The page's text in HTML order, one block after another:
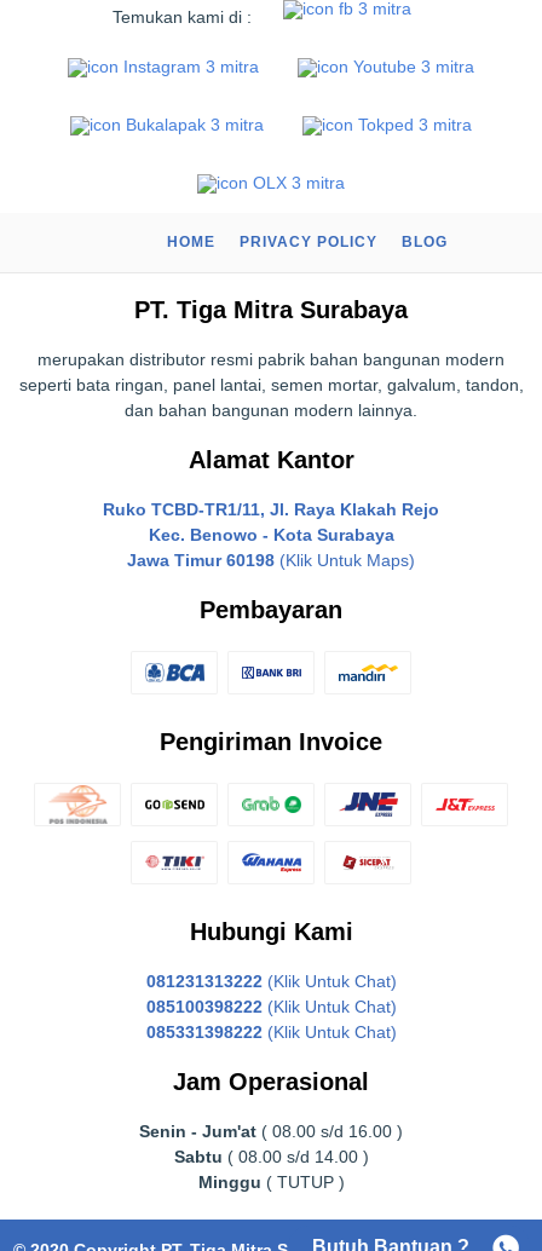
Temukan kami di :
HOME PRIVACY POLICY BLOG
PT. Tiga Mitra Surabaya
merupakan distributor resmi pabrik bahan bangunan modern
seperti bata ringan, panel lantai, semen mortar, galvalum, tandon,
dan bahan bangunan modern lainnya.
Alamat Kantor
Ruko TCBD-TR1/11, Jl. Raya Klakah Rejo
Kec. Benowo - Kota Surabaya
Jawa Timur 60198 (Klik Untuk Maps)
Pembayaran
Pengiriman Invoice
Hubungi Kami
081231313222 (Klik Untuk Chat)
085100398222 (Klik Untuk Chat)
085331398222 (Klik Untuk Chat)
Jam Operasional
Senin - Jum'at ( 08.00 s/d 16.00 )
Sabtu ( 08.00 s/d 14.00 )
Minggu ( TUTUP )
Butuh Bantuan ?